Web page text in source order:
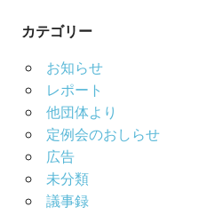
カテゴリー
お知らせ
レポート
他団体より
定例会のおしらせ
広告
未分類
議事録